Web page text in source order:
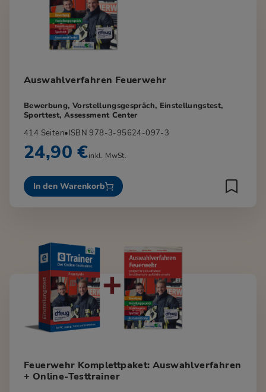
Auswahlverfahren Feuerwehr
Bewerbung, Vorstellungsgespräch, Einstellungstest,
Sporttest, Assessment Center
414 Seiten•ISBN 978-3-95624-097-3
24,90 €inkl. MwSt.
In den Warenkorb
Feuerwehr Komplettpaket: Auswahlverfahren
+ Online-Testtrainer